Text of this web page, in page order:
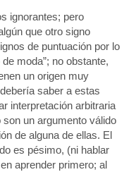
ignorantes; pero
que otro signo
de puntuación por lo
moda”; no obstante,
un origen muy
saber a estas
interpretación arbitraria
un argumento válido
de alguna de ellas. El
es pésimo, (ni hablar
aprender primero; al